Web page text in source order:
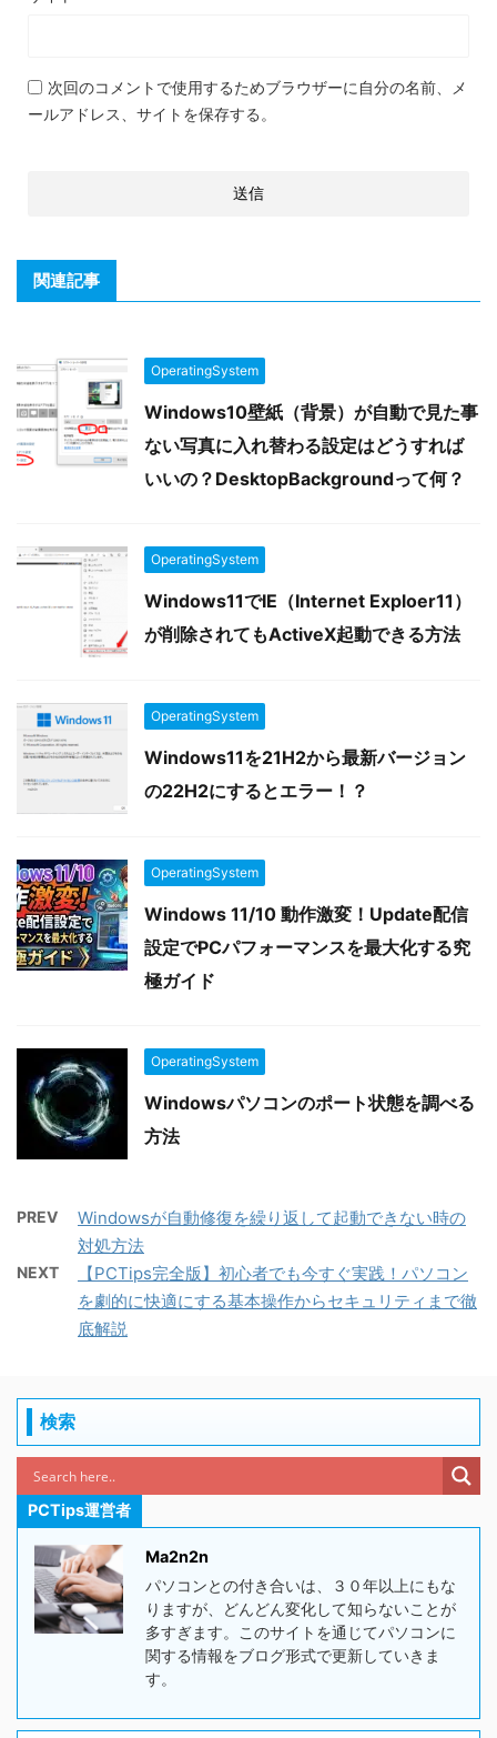
次回のコメントで使用するためブラウザーに自分の名前、メ
ールアドレス、サイトを保存する。
関連記事
OperatingSystem
Windows10壁紙（背景）が自動で見た事
ない写真に入れ替わる設定はどうすれば
いいの？DesktopBackgroundって何？
OperatingSystem
Windows11でIE（Internet Exploer11）
が削除されてもActiveX起動できる方法
OperatingSystem
Windows11を21H2から最新バージョン
の22H2にするとエラー！？
OperatingSystem
Windows 11/10 動作激変！Update配信
設定でPCパフォーマンスを最大化する究
極ガイド
OperatingSystem
Windowsパソコンのポート状態を調べる
方法
PREV
Windowsが自動修復を繰り返して起動できない時の
対処方法
NEXT
【PCTips完全版】初心者でも今すぐ実践！パソコン
を劇的に快適にする基本操作からセキュリティまで徹
底解説
検索
PCTips運営者
Ma2n2n
パソコンとの付き合いは、３０年以上にもな
りますが、どんどん変化して知らないことが
多すぎます。このサイトを通じてパソコンに
関する情報をブログ形式で更新していきま
す。